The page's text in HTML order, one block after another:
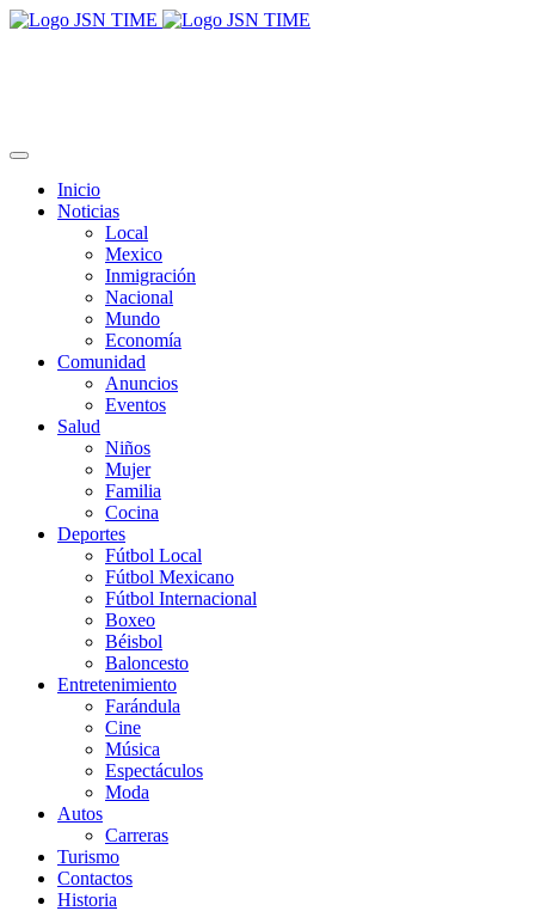
Inicio
Noticias
Local
Mexico
Inmigración
Nacional
Mundo
Economía
Comunidad
Anuncios
Eventos
Salud
Niños
Mujer
Familia
Cocina
Deportes
Fútbol Local
Fútbol Mexicano
Fútbol Internacional
Boxeo
Béisbol
Baloncesto
Entretenimiento
Farándula
Cine
Música
Espectáculos
Moda
Autos
Carreras
Turismo
Contactos
Historia